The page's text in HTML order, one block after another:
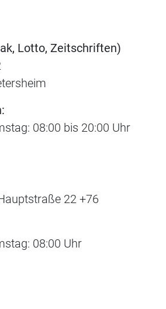
Lotto, Zeitschriften)
08:00 bis 20:00 Uhr
22 +76
08:00 Uhr